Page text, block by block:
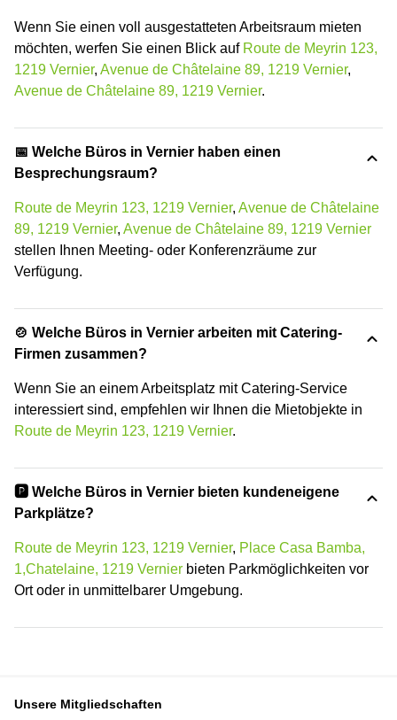
Wenn Sie einen voll ausgestatteten Arbeitsraum mieten
möchten, werfen Sie einen Blick auf Route de Meyrin 123,
1219 Vernier, Avenue de Châtelaine 89, 1219 Vernier,
Avenue de Châtelaine 89, 1219 Vernier.
📅 Welche Büros in Vernier haben einen
Besprechungsraum?
Route de Meyrin 123, 1219 Vernier, Avenue de Châtelaine
89, 1219 Vernier, Avenue de Châtelaine 89, 1219 Vernier
stellen Ihnen Meeting- oder Konferenzräume zur
Verfügung.
🍲 Welche Büros in Vernier arbeiten mit Catering-
Firmen zusammen?
Wenn Sie an einem Arbeitsplatz mit Catering-Service
interessiert sind, empfehlen wir Ihnen die Mietobjekte in
Route de Meyrin 123, 1219 Vernier.
🅿️ Welche Büros in Vernier bieten kundeneigene
Parkplätze?
Route de Meyrin 123, 1219 Vernier, Place Casa Bamba,
1,Chatelaine, 1219 Vernier bieten Parkmöglichkeiten vor
Ort oder in unmittelbarer Umgebung.
Unsere Mitgliedschaften